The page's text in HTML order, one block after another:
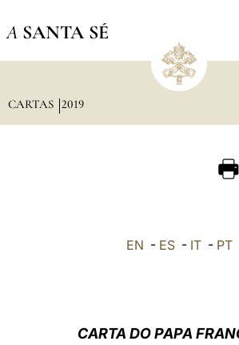
A SANTA SÉ
CARTAS 2019
EN - ES- IT- PT
CARTA DO PAPA